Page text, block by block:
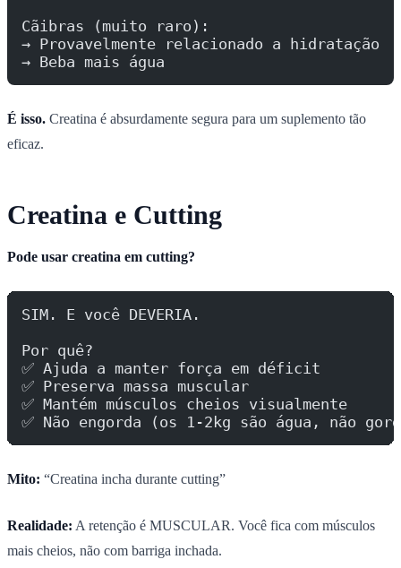
Cãibras (muito raro):
→ Provavelmente relacionado a hidratação
→ Beba mais água
É isso. Creatina é absurdamente segura para um suplemento tão
eficaz.
Creatina e Cutting
Pode usar creatina em cutting?
SIM. E você DEVERIA.
Por quê?
✅ Ajuda a manter força em déficit
✅ Preserva massa muscular
✅ Mantém músculos cheios visualmente
✅ Não engorda (os 1-2kg são água, não
Mito: “Creatina incha durante cutting”
Realidade: A retenção é MUSCULAR. Você fica com músculos
mais cheios, não com barriga inchada.